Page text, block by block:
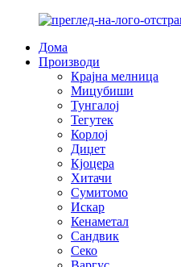
Дома
Производи
Крајна мелница
Мицубиши
Тунгалој
Тегутек
Корлој
Диџет
Кјоцера
Хитачи
Сумитомо
Искар
Кенаметал
Сандвик
Секо